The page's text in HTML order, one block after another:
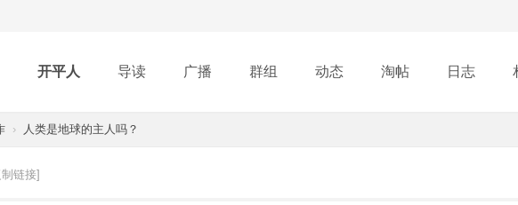
开平人 导读 广播 群组 动态 淘帖 日志
记录 排行榜
› 人类是地球的主人吗？
制链接]